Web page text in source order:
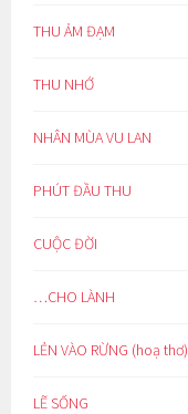
THU ẢM ĐẠM
THU NHỚ
NHÂN MÙA VU LAN
PHÚT ĐẦU THU
CUỘC ĐỜI
…CHO LÀNH
LẺN VÀO RỪNG (hoạ thơ)
LẼ SỐNG